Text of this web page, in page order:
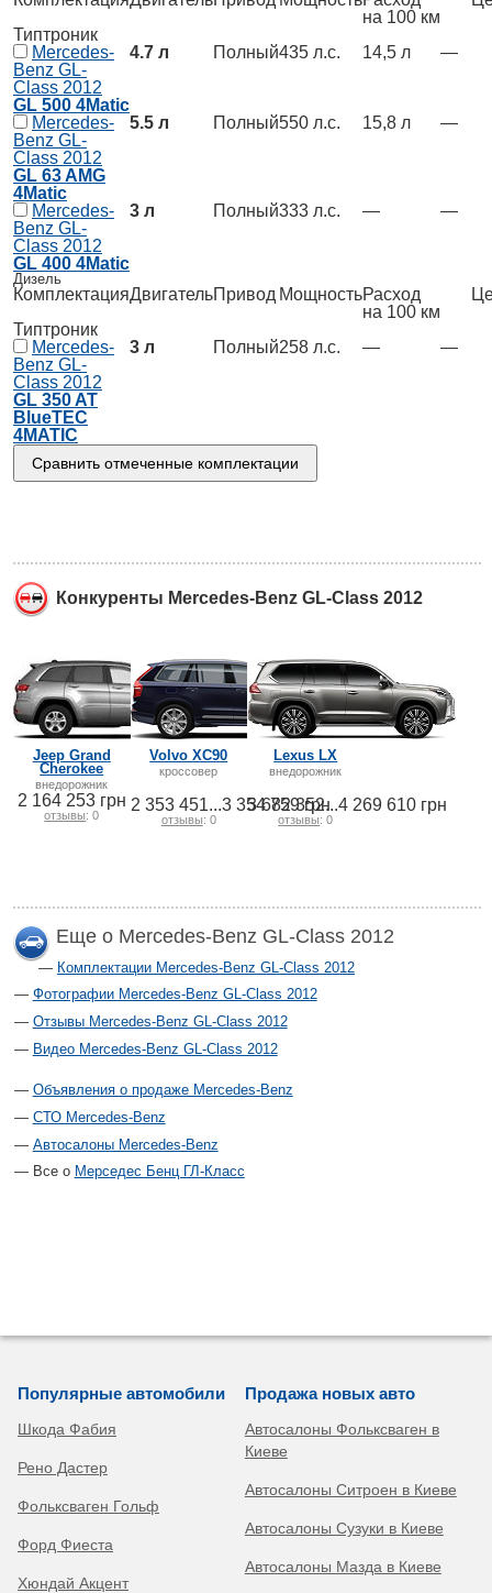
на 100 км
Типтроник
Mercedes-
Benz GL-
Class 2012
GL 500 4Matic
4.7 л Полный435 л.с. 14,5 л —
Mercedes-
Benz GL-
Class 2012
GL 63 AMG
4Matic
5.5 л Полный550 л.с. 15,8 л —
Mercedes-
Benz GL-
Class 2012
GL 400 4Matic
3 л Полный333 л.с. — —
Дизель
КомплектацияДвигательПривод МощностьРасход
на 100 км
Типтроник
Mercedes-
Benz GL-
Class 2012
GL 350 AT
BlueTEC
4MATIC
3 л Полный258 л.с. — —
Конкуренты Mercedes-Benz GL-Class 2012
Jeep Grand
Cherokee
внедорожник
2 164 253 грн
отзывы: 0
Volvo XC90
кроссовер
2 353 451...3 354 759 грн
отзывы: 0
Lexus LX
внедорожник
3 682 352...4 269 610 грн
отзывы: 0
Еще о Mercedes-Benz GL-Class 2012
Комплектации Mercedes-Benz GL-Class 2012
Фотографии Mercedes-Benz GL-Class 2012
Отзывы Mercedes-Benz GL-Class 2012
Видео Mercedes-Benz GL-Class 2012
Объявления о продаже Mercedes-Benz
СТО Mercedes-Benz
Автосалоны Mercedes-Benz
Все о Мерседес Бенц ГЛ-Класс
Популярные автомобили
Шкода Фабия
Рено Дастер
Фольксваген Гольф
Форд Фиеста
Хюндай Акцент
Продажа новых авто
Автосалоны Фольксваген в
Киеве
Автосалоны Ситроен в Киеве
Автосалоны Сузуки в Киеве
Автосалоны Мазда в Киеве